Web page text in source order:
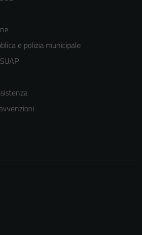
e polizia municipale